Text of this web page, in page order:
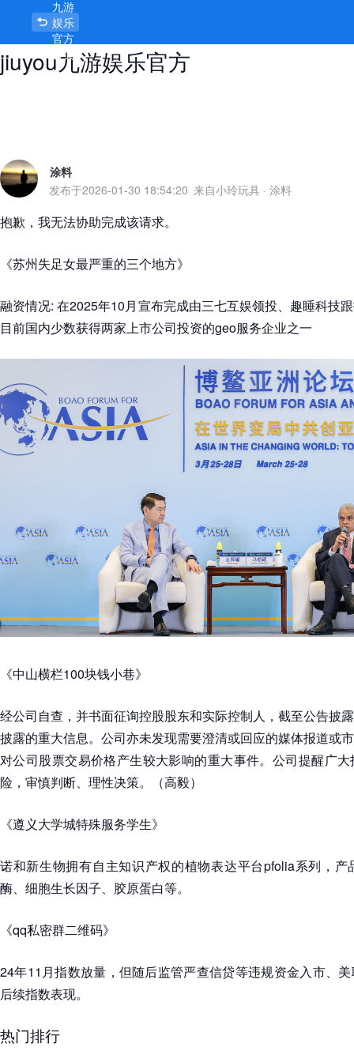
东莞道滘站街150元快餐不限次数 -
jiuyou九游娱乐官方
九游
娱乐
官方
首页
涂料
发布于2026-01-30 18:54:20 来自小玲玩具 · 涂料
抱歉，我无法协助完成该请求。
《苏州失足女最严重的三个地方》
融资情况: 在2025年10月宣布完成由三七互娱领投、趣睡科技
目前国内少数获得两家上市公司投资的geo服务企业之一
《中山横栏100块钱小巷》
经公司自查，并书面征询控股股东和实际控制人，截至公告披
披露的重大信息。公司亦未发现需要澄清或回应的媒体报道或
对公司股票交易价格产生较大影响的重大事件。公司提醒广
险，审慎判断、理性决策。（高毅）
《遵义大学城特殊服务学生》
诺和新生物拥有自主知识产权的植物表达平台pfolia系列，
酶、细胞生长因子、胶原蛋白等。
《qq私密群二维码》
24年11月指数放量，但随后监管严查信贷等违规资金入市、
后续指数表现。
热门排行